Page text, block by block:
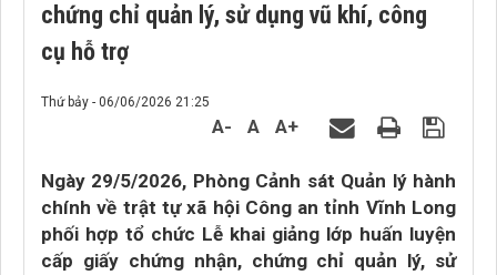
chứng chỉ quản lý, sử dụng vũ khí, công
cụ hỗ trợ
Thứ bảy - 06/06/2026 21:25
A- A A+
Ngày 29/5/2026, Phòng Cảnh sát Quản lý hành
chính về trật tự xã hội Công an tỉnh Vĩnh Long
phối hợp tổ chức Lễ khai giảng lớp huấn luyện
cấp giấy chứng nhận, chứng chỉ quản lý, sử